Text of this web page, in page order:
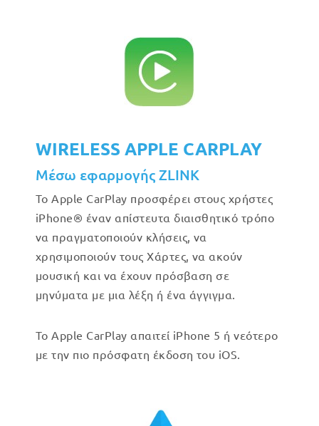
WIRELESS APPLE CARPLAY
Μέσω εφαρμογής ZLINK
Το Apple CarPlay προσφέρει στους χρήστες
iPhone® έναν απίστευτα διαισθητικό τρόπο
να πραγματοποιούν κλήσεις, να
χρησιμοποιούν τους Χάρτες, να ακούν
μουσική και να έχουν πρόσβαση σε
μηνύματα με μια λέξη ή ένα άγγιγμα.
Το Apple CarPlay απαιτεί iPhone 5 ή νεότερο
με την πιο πρόσφατη έκδοση του iOS.